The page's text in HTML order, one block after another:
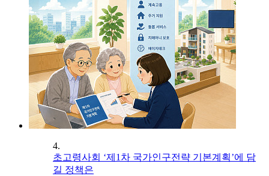
4.
초고령사회 ‘제1차 국가인구전략 기본계획’에 담
길 정책은